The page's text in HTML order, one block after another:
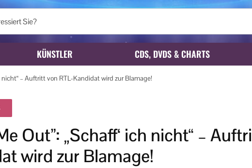
KÜNSTLER CDS, DVDS & CHARTS
nicht“ – Auftritt von RTL-Kandidat wird zur Blamage!
Out”: „Schaff‘ ich nicht“ –
wird zur Blamage!